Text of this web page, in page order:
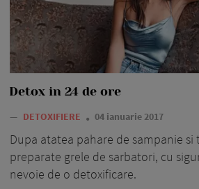
Detox in 24 de ore
— DETOXIFIERE 04 ianuarie 2017
Dupa atatea pahare de sampanie si
preparate grele de sarbatori, cu
nevoie de o detoxificare.